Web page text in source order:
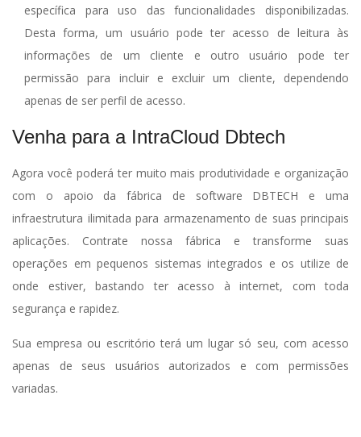
específica para uso das funcionalidades disponibilizadas.
Desta forma, um usuário pode ter acesso de leitura às
informações de um cliente e outro usuário pode ter
permissão para incluir e excluir um cliente, dependendo
apenas de ser perfil de acesso.
Venha para a IntraCloud Dbtech
Agora você poderá ter muito mais produtividade e organização
com o apoio da fábrica de software DBTECH e uma
infraestrutura ilimitada para armazenamento de suas principais
aplicações. Contrate nossa fábrica e transforme suas
operações em pequenos sistemas integrados e os utilize de
onde estiver, bastando ter acesso à internet, com toda
segurança e rapidez.
Sua empresa ou escritório terá um lugar só seu, com acesso
apenas de seus usuários autorizados e com permissões
variadas.